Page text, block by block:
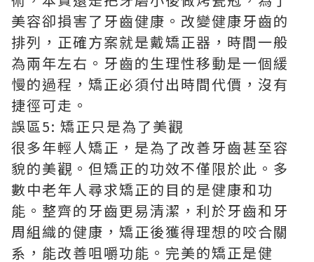
美容卻損害了牙齒健康。改變健康牙齒的
排列，正確方案就是戴矯正器，時間一般
為兩年左右。牙齒的生理性移動是一個緩
慢的過程，矯正必須付出時間代價，沒有
捷徑可走。
誤區5: 矯正只是為了美觀
很多年輕人矯正，是為了改善牙齒甚至容
貌的美觀。但矯正的功效不僅限於此。多
數中老年人尋求矯正的目的是健康和功
能。整齊的牙齒更易清潔，利於牙齒和牙
周組織的健康，矯正後獲得理想的咬合關
系，能改善咀嚼功能。完美的矯正是健